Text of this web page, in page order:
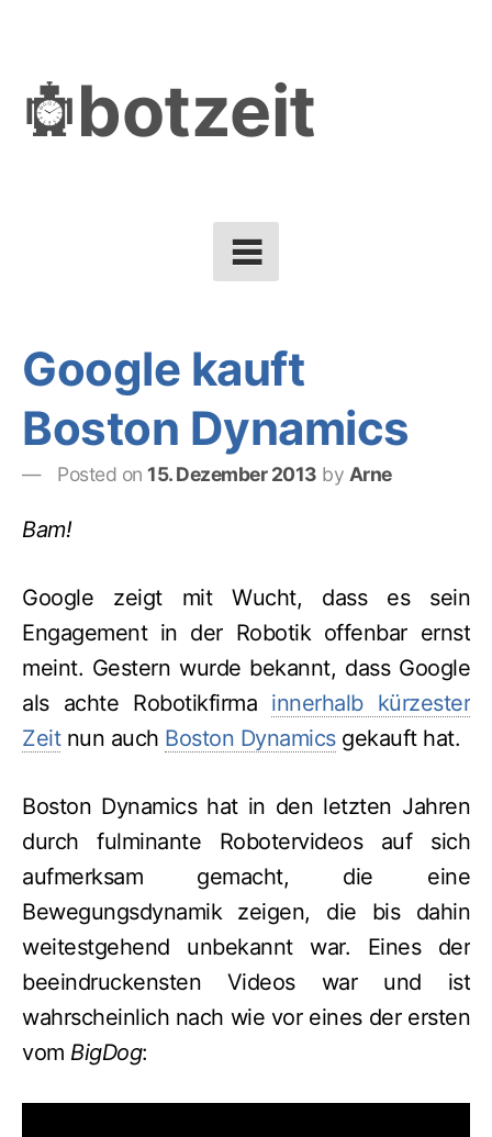
contentbotzeit
Google kauft
Boston Dynamics
Posted on 15. Dezember 2013 by Arne
Bam!
Google zeigt mit Wucht, dass es sein
Engagement in der Robotik offenbar ernst
meint. Gestern wurde bekannt, dass Google
als achte Robotikfirma innerhalb kürzester
Zeitnun auch Boston Dynamicsgekauft hat.
Boston Dynamics hat in den letzten Jahren
durch fulminante Robotervideos auf sich
aufmerksam gemacht, die eine
Bewegungsdynamik zeigen, die bis dahin
weitestgehend unbekannt war. Eines der
beeindruckensten Videos war und ist
wahrscheinlich nach wie vor eines der ersten
vom BigDog: